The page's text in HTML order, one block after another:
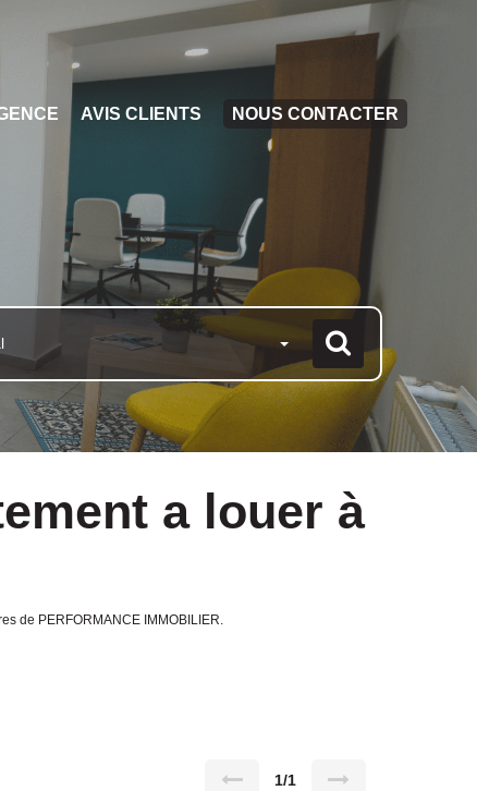
AVIS CLIENTS NOUS CONTACTER
a louer à
de PERFORMANCE IMMOBILIER.
1/1